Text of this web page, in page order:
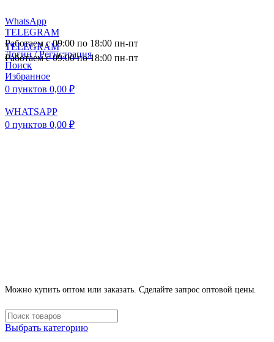
WhatsApp
TELEGRAM
Работаем с 09:00 по 18:00 пн-пт
Логин / Регистрация
Поиск
Избранное
0 пунктов 0,00 ₽
WHATSAPP
0 пунктов 0,00 ₽
TELEGRAM
Работаем с 09:00 по 18:00 пн-пт
Можно купить оптом или заказать. Сделайте запрос оптовой цены.
Выбрать категорию